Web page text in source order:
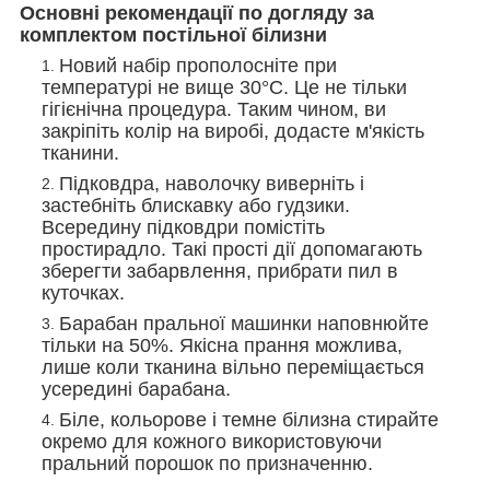
Основні рекомендації по догляду за
комплектом постільної білизни
Новий набір прополосніте при
температурі не вище 30°С. Це не тільки
гігієнічна процедура. Таким чином, ви
закріпіть колір на виробі, додасте м'якість
тканини.
Підковдра, наволочку виверніть і
застебніть блискавку або гудзики.
Всередину підковдри помістіть
простирадло. Такі прості дії допомагають
зберегти забарвлення, прибрати пил в
куточках.
Барабан пральної машинки наповнюйте
тільки на 50%. Якісна прання можлива,
лише коли тканина вільно переміщається
усередині барабана.
Біле, кольорове і темне білизна стирайте
окремо для кожного використовуючи
пральний порошок по призначенню.